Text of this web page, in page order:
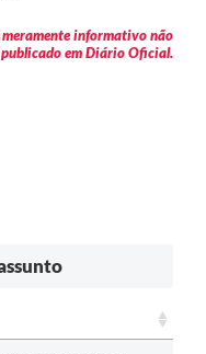
informativo não
em Diário Oficial.